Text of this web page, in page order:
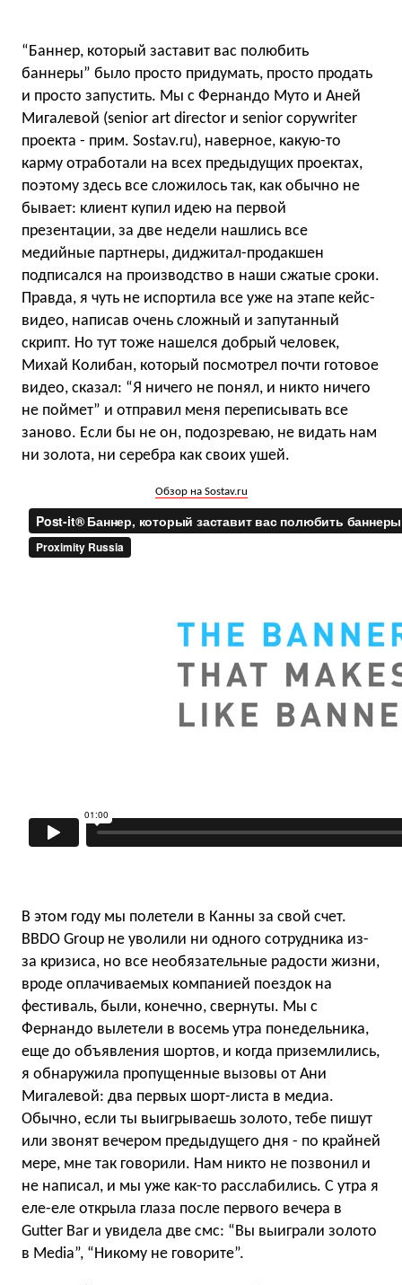
“Баннер, который заставит вас полюбить
баннеры” было просто придумать, просто продать
и просто запустить. Мы с Фернандо Муто и Аней
Мигалевой (senior art director и senior copywriter
проекта - прим. Sostav.ru), наверное, какую-то
карму отработали на всех предыдущих проектах,
поэтому здесь все сложилось так, как обычно не
бывает: клиент купил идею на первой
презентации, за две недели нашлись все
медийные партнеры, диджитал-продакшен
подписался на производство в наши сжатые сроки.
Правда, я чуть не испортила все уже на этапе кейс-
видео, написав очень сложный и запутанный
скрипт. Но тут тоже нашелся добрый человек,
Михай Колибан, который посмотрел почти готовое
видео, сказал: “Я ничего не понял, и никто ничего
не поймет” и отправил меня переписывать все
заново. Если бы не он, подозреваю, не видать нам
ни золота, ни серебра как своих ушей.
Обзор на Sostav.ru
В этом году мы полетели в Канны за свой счет.
BBDO Group не уволили ни одного сотрудника из-
за кризиса, но все необязательные радости жизни,
вроде оплачиваемых компанией поездок на
фестиваль, были, конечно, свернуты. Мы с
Фернандо вылетели в восемь утра понедельника,
еще до объявления шортов, и когда приземлились,
я обнаружила пропущенные вызовы от Ани
Мигалевой: два первых шорт-листа в медиа.
Обычно, если ты выигрываешь золото, тебе пишут
или звонят вечером предыдущего дня - по крайней
мере, мне так говорили. Нам никто не позвонил и
не написал, и мы уже как-то расслабились. С утра я
еле-еле открыла глаза после первого вечера в
Gutter Bar и увидела две смс: “Вы выиграли золото
в Media”, “Никому не говорите”.